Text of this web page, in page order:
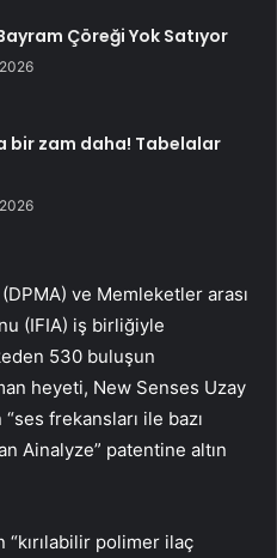
Çöreği Yok Satıyor
bir zam daha! Tabelalar
ve Memleketler arası
(IFIA) iş birliğiyle
530 buluşun
heyeti, New Senses Uzay
frekansları ile bazı
Ainalyze” patentine altın
“kırılabilir polimer ilaç